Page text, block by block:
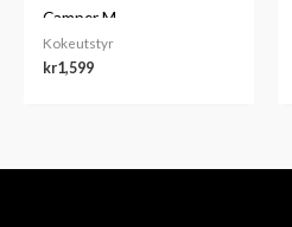
Camper M
Kokeutstyr
kr1,599